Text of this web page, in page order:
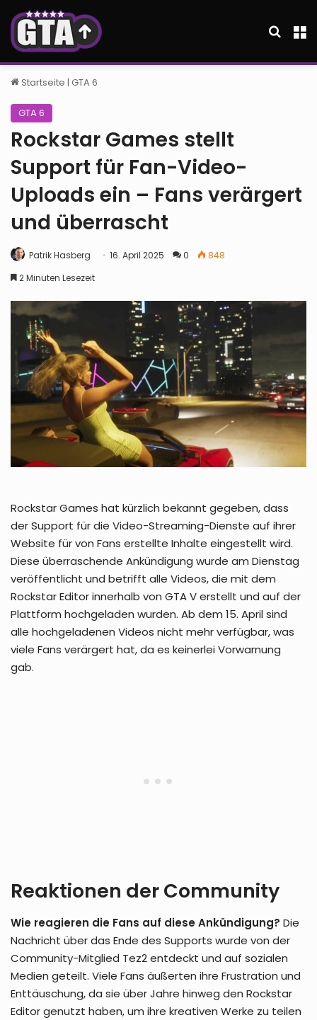
Startseite | GTA 6
GTA 6
Rockstar Games stellt
Support für Fan-Video-
Uploads ein – Fans verärgert
und überrascht
Patrik Hasberg 16. April 2025 0
848
2 Minuten Lesezeit
Rockstar Games hat kürzlich bekannt gegeben, dass
der Support für die Video-Streaming-Dienste auf ihrer
Website für von Fans erstellte Inhalte eingestellt wird.
Diese überraschende Ankündigung wurde am Dienstag
veröffentlicht und betrifft alle Videos, die mit dem
Rockstar Editor innerhalb von GTA V erstellt und auf der
Plattform hochgeladen wurden. Ab dem 15. April sind
alle hochgeladenen Videos nicht mehr verfügbar, was
viele Fans verärgert hat, da es keinerlei Vorwarnung
gab.
Reaktionen der Community
Wie reagieren die Fans auf diese Ankündigung? Die
Nachricht über das Ende des Supports wurde von der
Community-Mitglied Tez2 entdeckt und auf sozialen
Medien geteilt. Viele Fans äußerten ihre Frustration und
Enttäuschung, da sie über Jahre hinweg den Rockstar
Editor genutzt haben, um ihre kreativen Werke zu teilen